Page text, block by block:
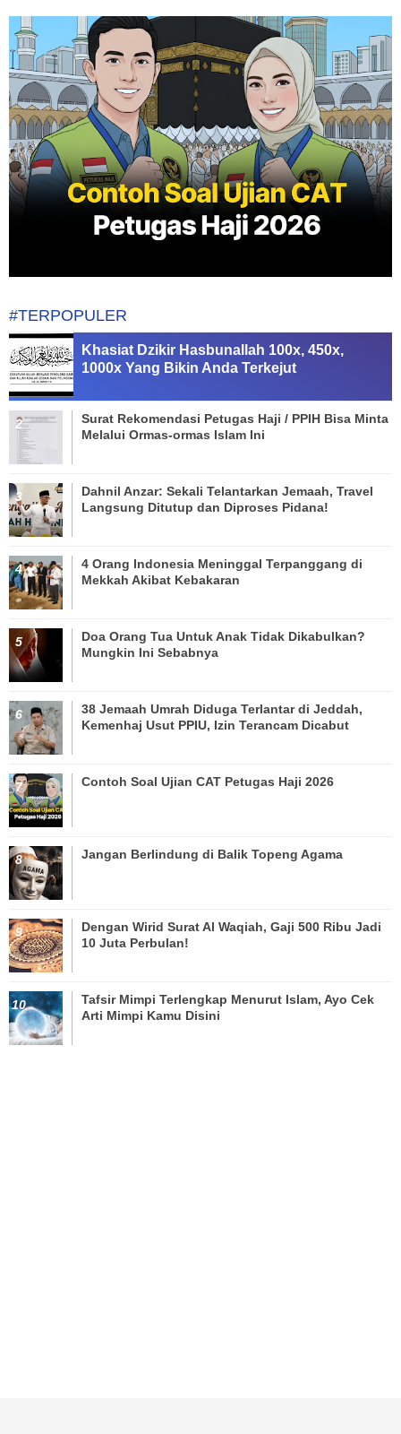
#TERPOPULER
Khasiat Dzikir Hasbunallah 100x, 450x,
1000x Yang Bikin Anda Terkejut
Surat Rekomendasi Petugas Haji / PPIH Bisa Minta
Melalui Ormas-ormas Islam Ini
Dahnil Anzar: Sekali Telantarkan Jemaah, Travel
Langsung Ditutup dan Diproses Pidana!
4 Orang Indonesia Meninggal Terpanggang di
Mekkah Akibat Kebakaran
Doa Orang Tua Untuk Anak Tidak Dikabulkan?
Mungkin Ini Sebabnya
38 Jemaah Umrah Diduga Terlantar di Jeddah,
Kemenhaj Usut PPIU, Izin Terancam Dicabut
Contoh Soal Ujian CAT Petugas Haji 2026
Jangan Berlindung di Balik Topeng Agama
Dengan Wirid Surat Al Waqiah, Gaji 500 Ribu Jadi
10 Juta Perbulan!
Tafsir Mimpi Terlengkap Menurut Islam, Ayo Cek
Arti Mimpi Kamu Disini